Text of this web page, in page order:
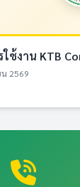
ใช้งาน KTB
2569